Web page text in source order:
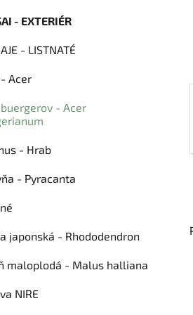
- EXTERIÉR
- LISTNATÉ
- Acer
buergerov - Acer
- Hrab
- Pyracanta
japonská - Rhododendron
maloplodá - Malus halliana
NIRE